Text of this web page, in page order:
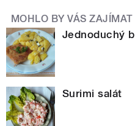
MOHLO BY VÁS ZAJÍMAT
Jednoduchý
Surimi salát